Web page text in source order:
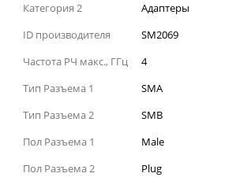
Категория 2
Адаптеры
ID производителя
SM2069
Частота РЧ макс., ГГц
4
Тип Разъема 1
SMA
Тип Разъема 2
SMB
Пол Разъема 1
Male
Пол Разъема 2
Plug